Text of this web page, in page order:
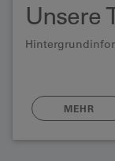
Unsere
MEHR